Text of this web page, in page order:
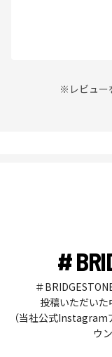
※レビュー
#
＃
投稿いただいた
（当社公式
ウ